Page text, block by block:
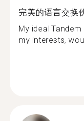
完美的语言交换
My ideal
my interests,